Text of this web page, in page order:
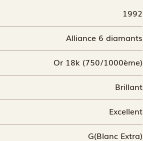
1992
Alliance 6 diamants
Or 18k (750/1000ème)
Brillant
Excellent
G(Blanc Extra)